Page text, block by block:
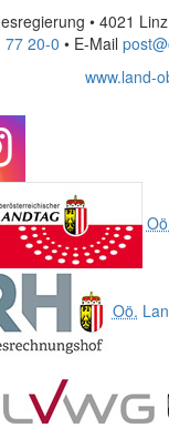
• 4021
77 20-0 • E-Mail
www.land-
Oö.